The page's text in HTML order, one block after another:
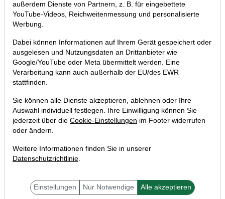
Trading-Room-Talk (Video): Kann
man den Markt vorhersagen?
19.06.2016 um 20:37 Uhr | TraderFox GmbH
außerdem Dienste von Partnern, z. B. für eingebettete
YouTube-Videos, Reichweitenmessung und personalisierte
Werbung.
Dabei können Informationen auf Ihrem Gerät gespeichert oder
ausgelesen und Nutzungsdaten an Drittanbieter wie
Google/YouTube oder Meta übermittelt werden. Eine
Verarbeitung kann auch außerhalb der EU/des EWR
stattfinden.
Sie können alle Dienste akzeptieren, ablehnen oder Ihre
Auswahl individuell festlegen. Ihre Einwilligung können Sie
jederzeit über die Cookie-Einstellungen im Footer widerrufen
oder ändern.
Weitere Informationen finden Sie in unserer
Datenschutzrichtlinie.
Einstellungen Nur Notwendige Alle akzeptieren